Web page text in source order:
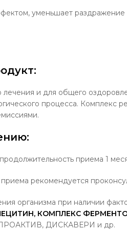
уменьшает
лечения и для общего
процесса.
приема 1
рекомендуется
организма при наличии
КОМПЛЕКС
ДИСКАВЕРИ и др.